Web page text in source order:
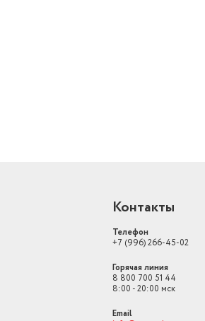
Контакты
Телефон
+7 (996) 266-45-02
Горячая линия
8 800 700 51 44
8:00 - 20:00 мск
Email